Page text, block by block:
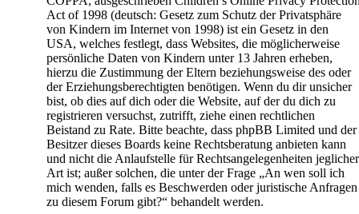
Act of 1998 (deutsch: Gesetz zum Schutz der Privatsphäre
von Kindern im Internet von 1998) ist ein Gesetz in den
USA, welches festlegt, dass Websites, die möglicherweise
persönliche Daten von Kindern unter 13 Jahren erheben,
hierzu die Zustimmung der Eltern beziehungsweise des oder
der Erziehungsberechtigten benötigen. Wenn du dir unsicher
bist, ob dies auf dich oder die Website, auf der du dich zu
registrieren versuchst, zutrifft, ziehe einen rechtlichen
Beistand zu Rate. Bitte beachte, dass phpBB Limited und der
Besitzer dieses Boards keine Rechtsberatung anbieten kann
und nicht die Anlaufstelle für Rechtsangelegenheiten jeglicher
Art ist; außer solchen, die unter der Frage „An wen soll ich
mich wenden, falls es Beschwerden oder juristische Anfragen
zu diesem Forum gibt?“ behandelt werden.